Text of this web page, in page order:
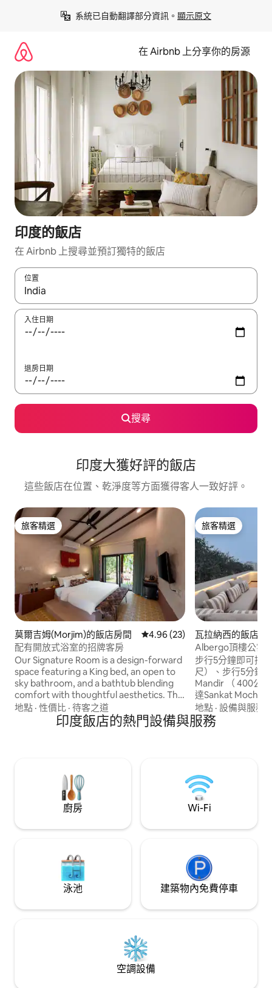
系統已自動翻譯部分資訊。 顯示原文
在 Airbnb 上分享你的房源
印度的飯店
在 Airbnb 上搜尋並預訂獨特的飯店
位置
如有搜尋結果，瀏覽內容時請使用上下箭頭，或輕點、滑動裝置。
入住日期
退房日期
搜尋
印度大獲好評的飯店
這些飯店在位置、乾淨度等方面獲得客人一致好評。
旅客精選
旅客精選
莫爾吉姆(Morjim)的飯店房間 從 23 則評價中獲得 4.96 的平均
4.96 (23)
配有開放式浴室的招牌客房
Our Signature Room is a design-forward
space featuring a King bed, an open to
sky bathroom, and a bathtub blending
comfort with thoughtful aesthetics. The
room is equipped with high-speed Wi-Fi,
air conditioning, and a smart TV for a
seamless stay. Located just 1.5 km from
retreat. Our spaces are intentionally
designed to foster community,
creativity, and authentic travel
experiences.
地點 · 性價比 · 待客之道
旅客精選
旅客精選
瓦拉納西的飯店房
Albergo頂樓公寓
步行5分鐘即可抵
尺）、步行5分鐘
Mandir （ 400公
達Sankat Mochan
，開車5分鐘即可
華的綠洲，即Albergo ： 這
尺的頂層公寓有
住；中央空調、免
地點 ·設備與服務
印度飯店的熱門設備與服務
廚房 Wi-Fi
泳池 建築物內免費停車
空調設備